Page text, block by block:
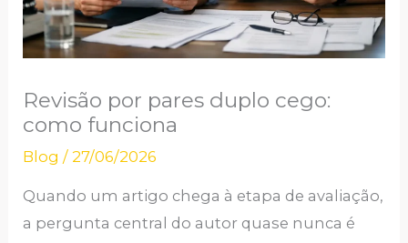
Revisão por pares duplo cego:
como funciona
Blog /27/06/2026
Quando um artigo chega à etapa de avaliação,
a pergunta central do autor quase nunca é